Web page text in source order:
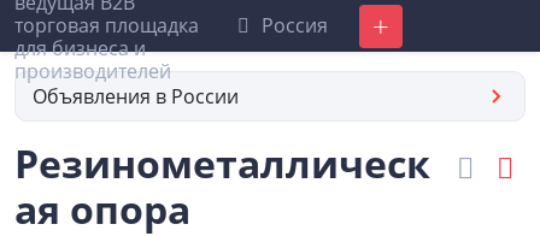
Россия Добавить
Объявления в России
Резинометаллическ
ая опора